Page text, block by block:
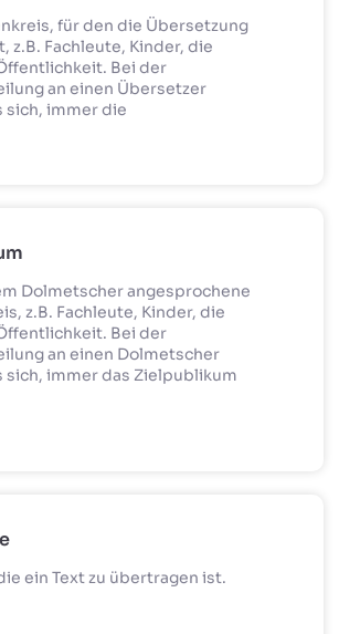
für den die Übersetzung
z.B. Fachleute, Kinder, die
Bei der
an einen Übersetzer
sich, immer die
Dolmetscher angesprochene
z.B. Fachleute, Kinder, die
Bei der
an einen Dolmetscher
sich, immer das Zielpublikum
ein Text zu übertragen ist.